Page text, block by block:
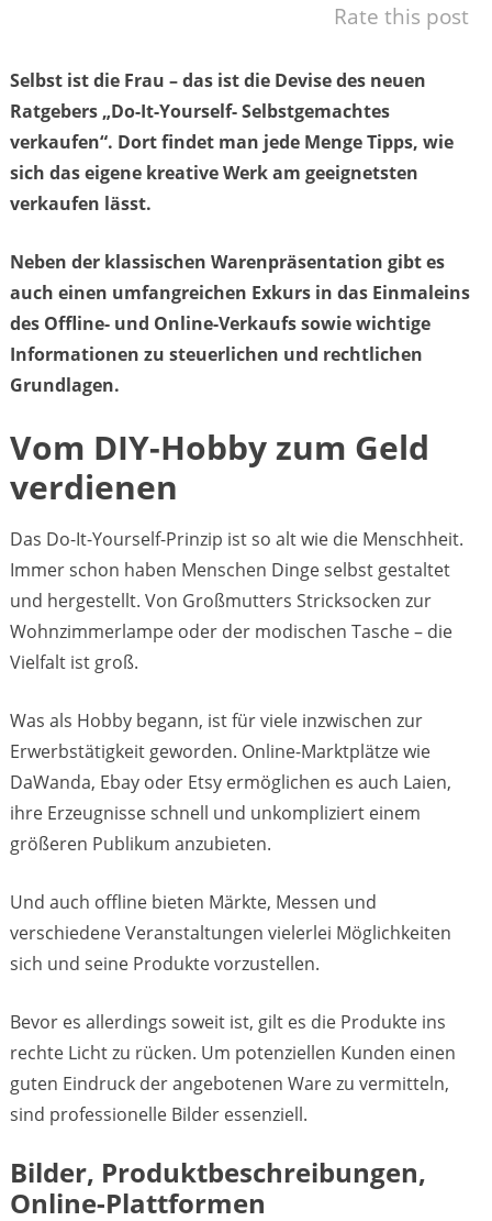
Rate this post
Selbst ist die Frau – das ist die Devise des neuen
Ratgebers „Do-It-Yourself- Selbstgemachtes
verkaufen“. Dort findet man jede Menge Tipps, wie
sich das eigene kreative Werk am geeignetsten
verkaufen lässt.
Neben der klassischen Warenpräsentation gibt es
auch einen umfangreichen Exkurs in das Einmaleins
des Offline- und Online-Verkaufs sowie wichtige
Informationen zu steuerlichen und rechtlichen
Grundlagen.
Vom DIY-Hobby zum Geld
verdienen
Das Do-It-Yourself-Prinzip ist so alt wie die Menschheit.
Immer schon haben Menschen Dinge selbst gestaltet
und hergestellt. Von Großmutters Stricksocken zur
Wohnzimmerlampe oder der modischen Tasche – die
Vielfalt ist groß.
Was als Hobby begann, ist für viele inzwischen zur
Erwerbstätigkeit geworden. Online-Marktplätze wie
DaWanda, Ebay oder Etsy ermöglichen es auch Laien,
ihre Erzeugnisse schnell und unkompliziert einem
größeren Publikum anzubieten.
Und auch offline bieten Märkte, Messen und
verschiedene Veranstaltungen vielerlei Möglichkeiten
sich und seine Produkte vorzustellen.
Bevor es allerdings soweit ist, gilt es die Produkte ins
rechte Licht zu rücken. Um potenziellen Kunden einen
guten Eindruck der angebotenen Ware zu vermitteln,
sind professionelle Bilder essenziell.
Bilder, Produktbeschreibungen,
Online-Plattformen